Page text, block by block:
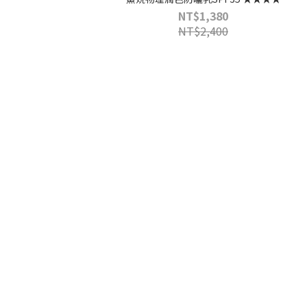
NT$1,380
NT$2,400